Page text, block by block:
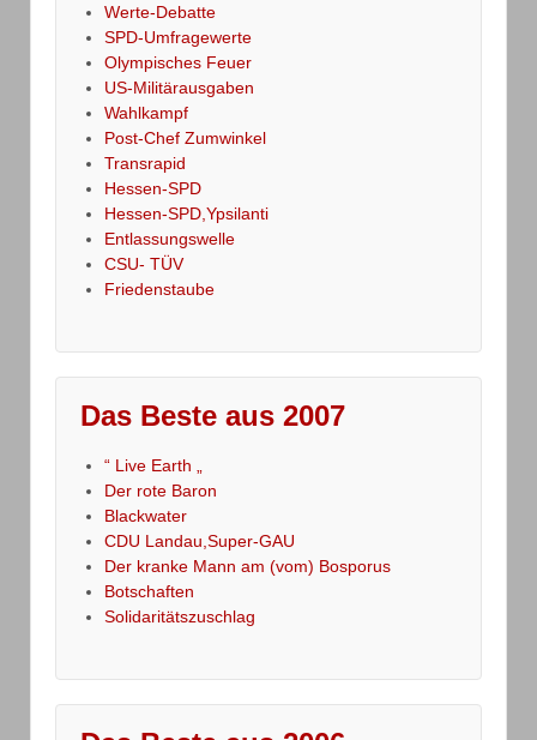
Werte-Debatte
SPD-Umfragewerte
Olympisches Feuer
US-Militärausgaben
Wahlkampf
Post-Chef Zumwinkel
Transrapid
Hessen-SPD
Hessen-SPD,Ypsilanti
Entlassungswelle
CSU- TÜV
Friedenstaube
Das Beste aus 2007
“ Live Earth „
Der rote Baron
Blackwater
CDU Landau,Super-GAU
Der kranke Mann am (vom) Bosporus
Botschaften
Solidaritätszuschlag